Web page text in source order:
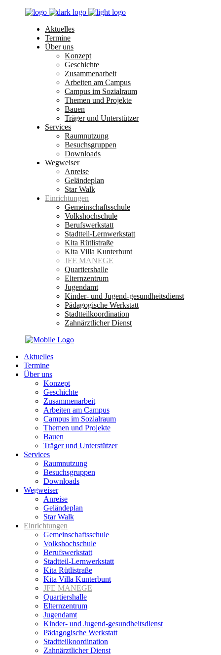
Aktuelles
Termine
Über uns
Konzept
Geschichte
Zusammenarbeit
Arbeiten am Campus
Campus im Sozialraum
Themen und Projekte
Bauen
Träger und Unterstützer
Services
Raumnutzung
Besuchsgruppen
Downloads
Wegweiser
Anreise
Geländeplan
Star Walk
Einrichtungen
Gemeinschaftsschule
Volkshochschule
Berufswerkstatt
Stadtteil-Lernwerkstatt
Kita Rütlistraße
Kita Villa Kunterbunt
JFE MANEGE
Quartiershalle
Elternzentrum
Jugendamt
Kinder- und Jugend-gesundheitsdienst
Pädagogische Werkstatt
Stadtteilkoordination
Zahnärztlicher Dienst
Aktuelles
Termine
Über uns
Konzept
Geschichte
Zusammenarbeit
Arbeiten am Campus
Campus im Sozialraum
Themen und Projekte
Bauen
Träger und Unterstützer
Services
Raumnutzung
Besuchsgruppen
Downloads
Wegweiser
Anreise
Geländeplan
Star Walk
Einrichtungen
Gemeinschaftsschule
Volkshochschule
Berufswerkstatt
Stadtteil-Lernwerkstatt
Kita Rütlistraße
Kita Villa Kunterbunt
JFE MANEGE
Quartiershalle
Elternzentrum
Jugendamt
Kinder- und Jugend-gesundheitsdienst
Pädagogische Werkstatt
Stadtteilkoordination
Zahnärztlicher Dienst